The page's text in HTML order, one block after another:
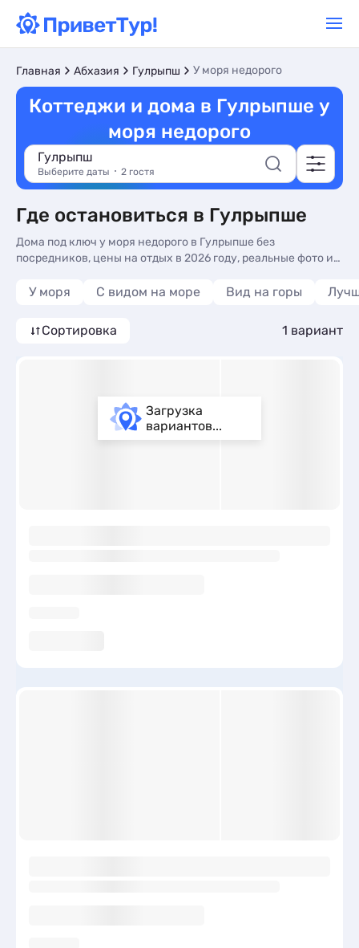
Главная Абхазия Гулрыпш У моря недорого
Коттеджи и дома в Гулрыпше у
моря недорого
Гулрыпш
Выберите даты 2 гостя
Где остановиться в Гулрыпше
Дома под ключ у моря недорого в Гулрыпше без
посредников, цены на отдых в 2026 году, реальные фото и
более 10 вариантов, от 3600 руб.
У моря С видом на море Вид на горы
Сортировка 1 вариант
Загрузка
вариантов...